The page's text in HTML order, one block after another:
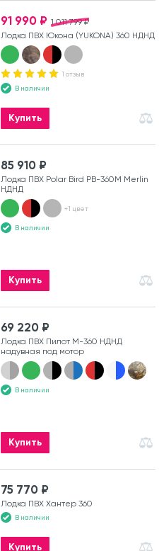
1 011 799 ₽
91 990 ₽
Лодка ПВХ Юкона (YUKONA) 360 НДНД
1 отзыв
В наличии
Купить
85 910 ₽
Лодка ПВХ Polar Bird PB-360M Merlin
НДНД
+1 цвет
В наличии
Купить
69 220 ₽
Лодка ПВХ Пилот М-360 НДНД
надувная под мотор
В наличии
Купить
75 770 ₽
Лодка ПВХ Хантер 360
В наличии
Купить